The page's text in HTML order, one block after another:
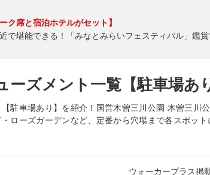
ク席と宿泊ホテルがセット】
で堪能できる！「みなとみらいフェスティバル」鑑
ーズメント一覧【駐車場あ
駐車場あり】を紹介！国営木曽三川公園 木曽三川
ローズガーデンなど、定番から穴場まで各スポッ
ウォーカープラス掲